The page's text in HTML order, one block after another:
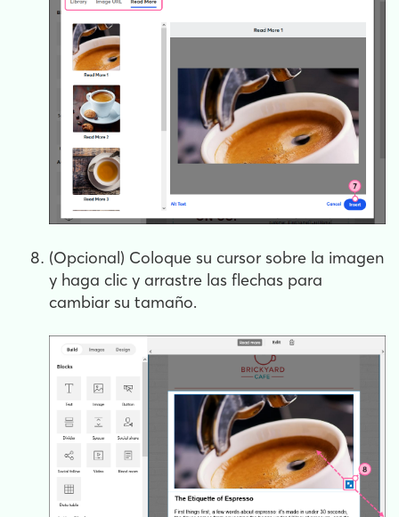
(Opcional) Coloque su cursor sobre la imagen
y haga clic y arrastre las flechas para
cambiar su tamaño.